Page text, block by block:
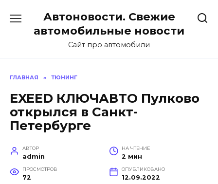
содержанию
Автоновости. Свежие
автомобильные новости
Сайт про автомобили
ГЛАВНАЯ » ТЮНИНГ
EXEED КЛЮЧАВТО Пулково
открылся в Санкт-
Петербурге
АВТОР
admin
НА ЧТЕНИЕ
2 мин
ПРОСМОТРОВ
72
ОПУБЛИКОВАНО
12.09.2022